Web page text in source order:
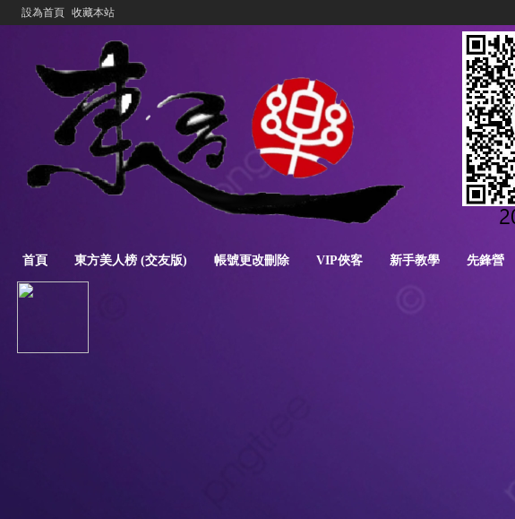
設為首頁 收藏本站
首頁 東方美人榜 (交友版) 帳號更改刪除 VIP俠客 新手教學 先鋒營